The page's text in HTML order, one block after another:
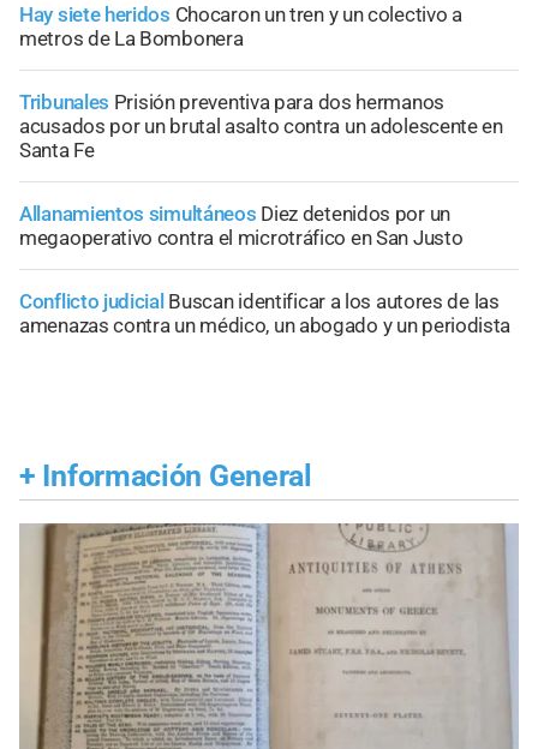
Hay siete heridos Chocaron un tren y un colectivo a
metros de La Bombonera
Tribunales Prisión preventiva para dos hermanos
acusados por un brutal asalto contra un adolescente en
Santa Fe
Allanamientos simultáneos Diez detenidos por un
megaoperativo contra el microtráfico en San Justo
Conflicto judicial Buscan identificar a los autores de las
amenazas contra un médico, un abogado y un periodista
+ Información General